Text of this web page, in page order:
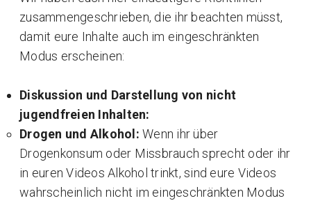
zusammengeschrieben, die ihr beachten müsst,
damit eure Inhalte auch im eingeschränkten
Modus erscheinen:
Diskussion und Darstellung von nicht
jugendfreien Inhalten:
Drogen und Alkohol: Wenn ihr über
Drogenkonsum oder Missbrauch sprecht oder ihr
in euren Videos Alkohol trinkt, sind eure Videos
wahrscheinlich nicht im eingeschränkten Modus